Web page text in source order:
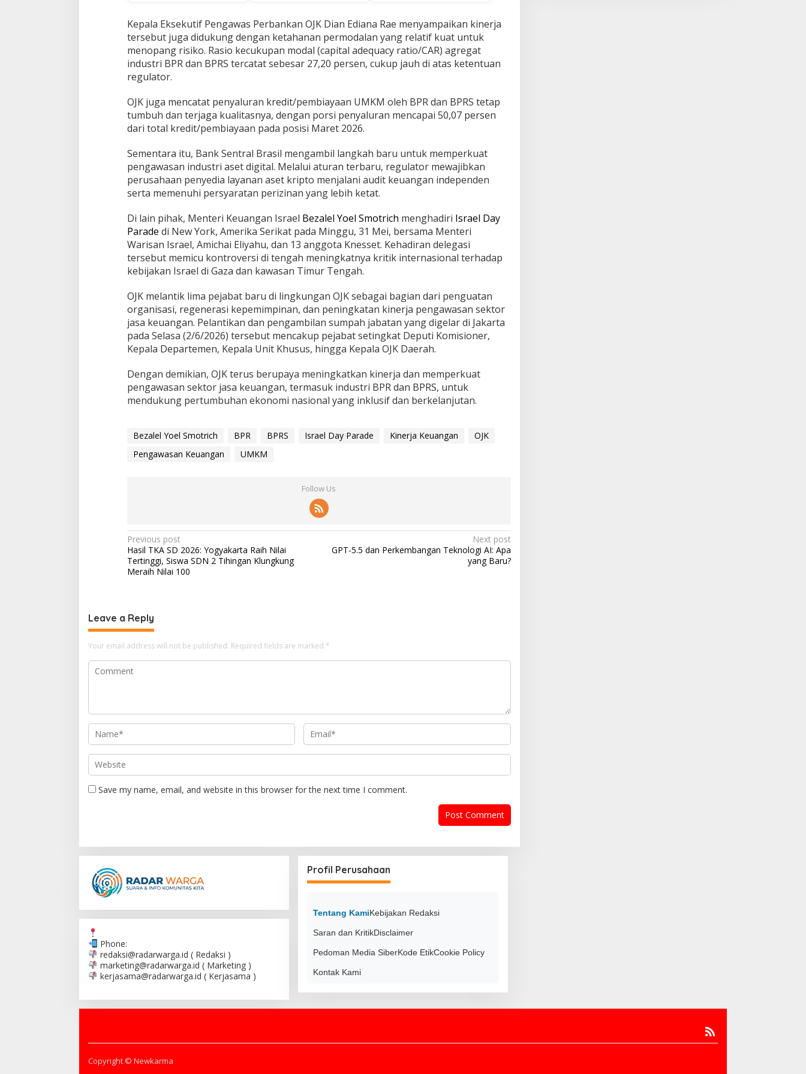
Kepala Eksekutif Pengawas Perbankan OJK Dian Ediana Rae menyampaikan kinerja
tersebut juga didukung dengan ketahanan permodalan yang relatif kuat untuk
menopang risiko. Rasio kecukupan modal (capital adequacy ratio/CAR) agregat
industri BPR dan BPRS tercatat sebesar 27,20 persen, cukup jauh di atas ketentuan
regulator.
OJK juga mencatat penyaluran kredit/pembiayaan UMKM oleh BPR dan BPRS tetap
tumbuh dan terjaga kualitasnya, dengan porsi penyaluran mencapai 50,07 persen
dari total kredit/pembiayaan pada posisi Maret 2026.
Sementara itu, Bank Sentral Brasil mengambil langkah baru untuk memperkuat
pengawasan industri aset digital. Melalui aturan terbaru, regulator mewajibkan
perusahaan penyedia layanan aset kripto menjalani audit keuangan independen
serta memenuhi persyaratan perizinan yang lebih ketat.
Di lain pihak, Menteri Keuangan Israel Bezalel Yoel Smotrich menghadiri Israel Day
Parade di New York, Amerika Serikat pada Minggu, 31 Mei, bersama Menteri
Warisan Israel, Amichai Eliyahu, dan 13 anggota Knesset. Kehadiran delegasi
tersebut memicu kontroversi di tengah meningkatnya kritik internasional terhadap
kebijakan Israel di Gaza dan kawasan Timur Tengah.
OJK melantik lima pejabat baru di lingkungan OJK sebagai bagian dari penguatan
organisasi, regenerasi kepemimpinan, dan peningkatan kinerja pengawasan sektor
jasa keuangan. Pelantikan dan pengambilan sumpah jabatan yang digelar di Jakarta
pada Selasa (2/6/2026) tersebut mencakup pejabat setingkat Deputi Komisioner,
Kepala Departemen, Kepala Unit Khusus, hingga Kepala OJK Daerah.
Dengan demikian, OJK terus berupaya meningkatkan kinerja dan memperkuat
pengawasan sektor jasa keuangan, termasuk industri BPR dan BPRS, untuk
mendukung pertumbuhan ekonomi nasional yang inklusif dan berkelanjutan.
Bezalel Yoel Smotrich BPR BPRS Israel Day Parade Kinerja Keuangan
OJK
Pengawasan Keuangan
UMKM
Follow Us
P
o
s
n
a
v
i
g
t
i
o
n
Previous post
Hasil TKA SD 2026: Yogyakarta Raih Nilai
Tertinggi, Siswa SDN 2 Tihingan Klungkung
Meraih Nilai 100
Next post
GPT-5.5 dan Perkembangan Teknologi AI: Apa
yang Baru?
Leave a Reply
Your email address will not be published. Required fields are marked *
Save my name, email, and website in this browser for the next time I comment.
Phone:
redaksi@radarwarga.id ( Redaksi )
marketing@radarwarga.id ( Marketing )
kerjasama@radarwarga.id ( Kerjasama )
Profil Perusahaan
Tentang KamiKebijakan Redaksi
Saran dan KritikDisclaimer
Pedoman Media SiberKode EtikCookie Policy
Kontak Kami
Copyright © Newkarma